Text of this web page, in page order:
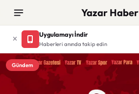
Yazar Haber
Uygulamayı İndir
Haberleri anında takip edin
Gündem